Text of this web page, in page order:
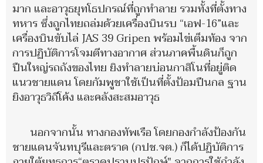
มาก และอาวุธยุทโธปกรณ์ที่ถูกทำลาย รวมทั้งที่ตั้งทาง
ทหาร ซึ่งถูกไทยถล่มด้วยเครื่องบินรบ “เอฟ-16”และ
เครื่องบินขับไล่ JAS 39 Gripen พร้อมไข่เต็มท้อง จาก
การปฏิบัติการโจมตีทางอากาศ ส่วนภาคพื้นดินก็ถูก
ปืนใหญ่รถถังของไทย ยิงทำลายบ่อนกาสิโนที่อยู่ติด
แนวชายแดน โดยกัมพูชาใช้เป็นที่ตั้งป้อมปืนกล ฐาน
ยิงอาวุธวิถีโค้ง และคลังสะสมอาวุธ
นอกจากนั้น ทางกองทัพเรือ โดยกองกำลังป้องกัน
ชายแดนจันทบุรีและตราด (กปช.จต.) ก็ได้ปฏิบัติการ